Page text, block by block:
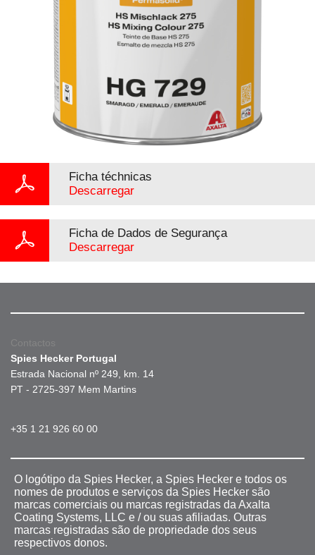
Ficha téchnicas
Descarregar
Ficha de Dados de Segurança
Descarregar
Contactos
Spies Hecker Portugal
Estrada Nacional nº 249, km. 14
PT - 2725-397 Mem Martins
+35 1 21 926 60 00
O logótipo da Spies Hecker, a Spies Hecker e todos os
nomes de produtos e serviços da Spies Hecker são
marcas comerciais ou marcas registradas da Axalta
Coating Systems, LLC e / ou suas afiliadas. Outras
marcas registradas são de propriedade dos seus
respectivos donos.